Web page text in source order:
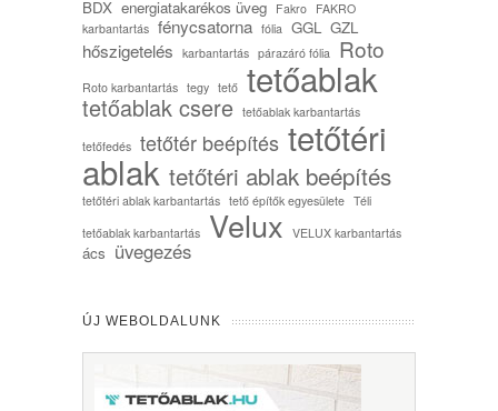
BDX energiatakarékos üveg Fakro FAKRO
karbantartás fénycsatorna fólia GGL GZL
hőszigetelés karbantartás párazáró fólia Roto
Roto karbantartás tegy tető tetőablak
tetőablak csere tetőablak karbantartás
tetőfedés tetőtér beépítés tetőtéri
ablak tetőtéri ablak beépítés
tetőtéri ablak karbantartás tető építők egyesülete Téli
tetőablak karbantartás Velux VELUX karbantartás
ács üvegezés
ÚJ WEBOLDALUNK